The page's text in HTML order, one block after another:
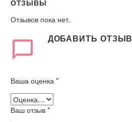
ОТЗЫВЫ
Отзывов пока нет.
ДОБАВИТЬ ОТЗЫВ
Ваша оценка *
Ваш отзыв *